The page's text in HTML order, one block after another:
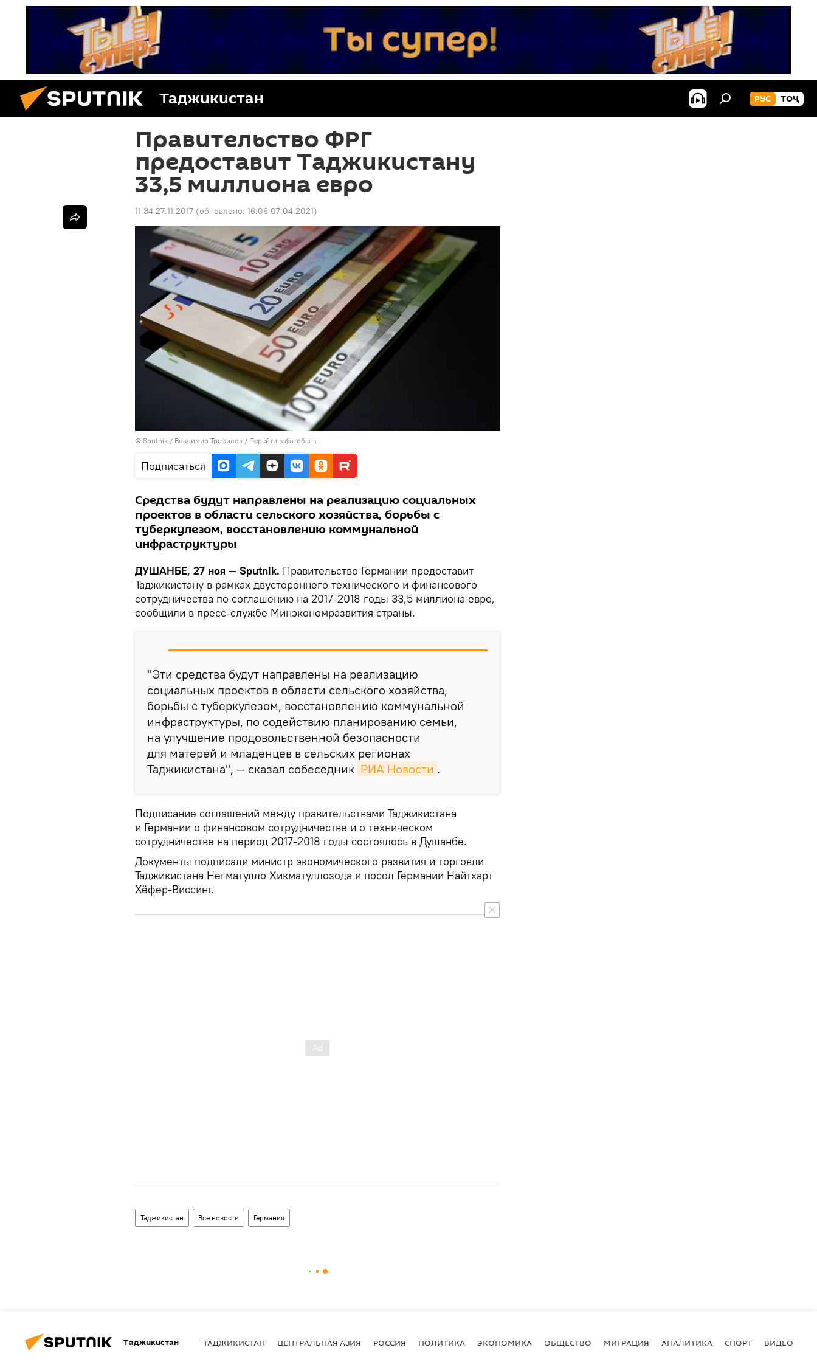
Таджикистан РУС ТОҶ
Правительство ФРГ
предоставит Таджикистану
33,5 миллиона евро
11:34 27.11.2017 (обновлено: 16:06 07.04.2021)
© Sputnik / Владимир Трефилов / Перейти в фотобанк
Подписаться
Средства будут направлены на реализацию социальных
проектов в области сельского хозяйства, борьбы с
туберкулезом, восстановлению коммунальной
инфраструктуры
ДУШАНБЕ, 27 ноя — Sputnik. Правительство Германии предоставит
Таджикистану в рамках двустороннего технического и финансового
сотрудничества по соглашению на 2017-2018 годы 33,5 миллиона евро,
сообщили в пресс-службе Минэкономразвития страны.
"Эти средства будут направлены на реализацию
социальных проектов в области сельского хозяйства,
борьбы с туберкулезом, восстановлению коммунальной
инфраструктуры, по содействию планированию семьи,
на улучшение продовольственной безопасности
для матерей и младенцев в сельских регионах
Таджикистана", — сказал собеседник РИА Новости .
Подписание соглашений между правительствами Таджикистана
и Германии о финансовом сотрудничестве и о техническом
сотрудничестве на период 2017-2018 годы состоялось в Душанбе.
Документы подписали министр экономического развития и торговли
Таджикистана Негматулло Хикматуллозода и посол Германии Найтхарт
Хёфер-Виссинг.
Таджикистан Все новости Германия
Таджикистан ТАДЖИКИСТАН ЦЕНТРАЛЬНАЯ АЗИЯ РОССИЯ ПОЛИТИКА ЭКОНОМИКА ОБЩЕСТВО МИГРАЦИЯ АНАЛИТИКА СПОРТ ВИДЕО